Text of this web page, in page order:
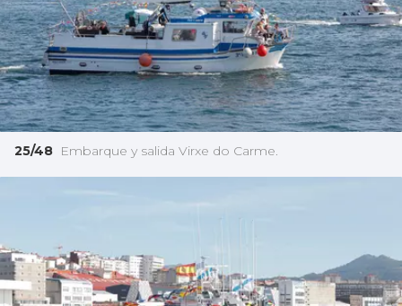
25/48 Embarque y salida Virxe do Carme.